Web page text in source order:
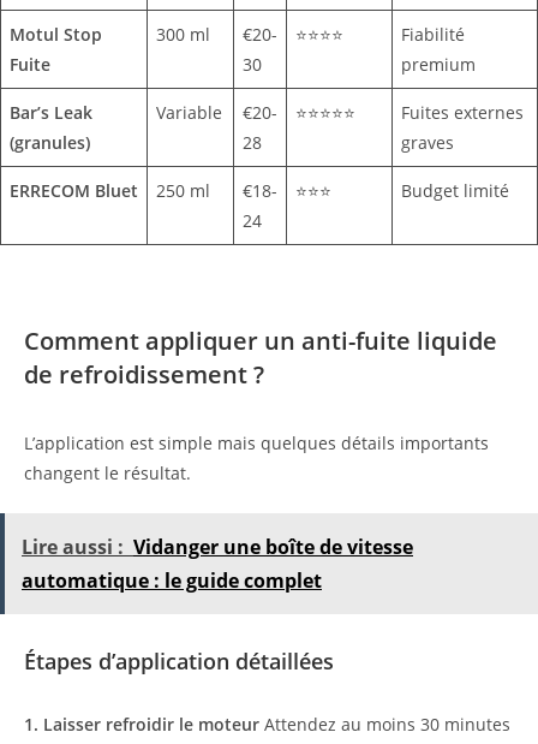
Motul Stop
Fuite
300 ml
€20-
30
⭐⭐⭐⭐
Fiabilité
premium
Bar’s Leak
(granules)
Variable
€20-
28
⭐⭐⭐⭐⭐
Fuites externes
graves
ERRECOM Bluet 250 ml
€18-
24
⭐⭐⭐ Budget limité
Comment appliquer un anti-fuite liquide
de refroidissement ?
L’application est simple mais quelques détails importants
changent le résultat.
Lire aussi : Vidanger une boîte de vitesse
automatique : le guide complet
Étapes d’application détaillées
1. Laisser refroidir le moteur Attendez au moins 30 minutes